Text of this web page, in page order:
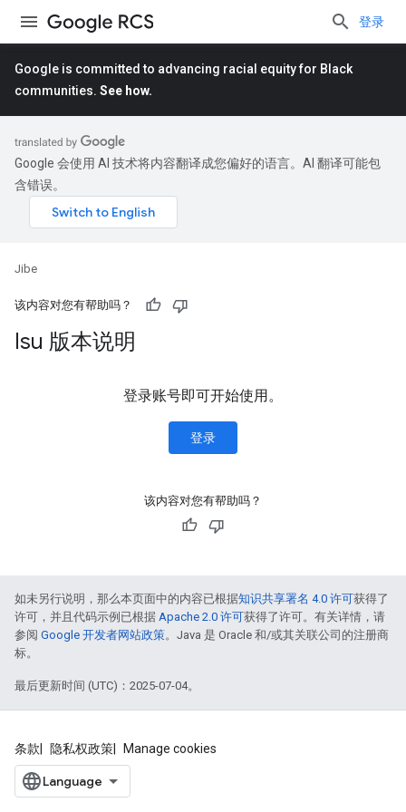
登录
Google is committed to advancing racial equity for Black
communities. See how.
Google 会使用 AI 技术将内容翻译成您偏好的语言。AI 翻译可能包
含错误。
Jibe
该内容对您有帮助吗？
Isu 版本说明
登录账号即可开始使用。
登录
该内容对您有帮助吗？
如未另行说明，那么本页面中的内容已根据知识共享署名 4.0 许可获得了
许可，并且代码示例已根据 Apache 2.0 许可获得了许可。有关详情，请
参阅 Google 开发者网站政策。Java 是 Oracle 和/或其关联公司的注册商
标。
最后更新时间 (UTC)：2025-07-04。
条款 隐私权政策 Manage cookies